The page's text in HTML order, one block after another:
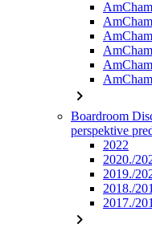
chevron_right
Boardroom
perspektive
2022
2020./
2019./
2018./
2017./
chevron_right